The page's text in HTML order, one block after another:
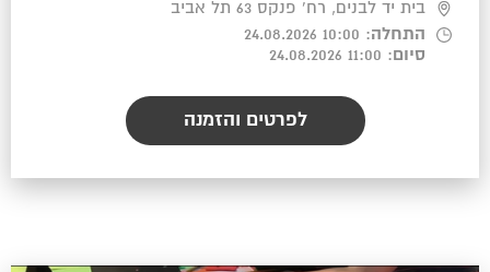
בית יד לבנים, רח' פנקס 63 תל אביב
התחלה: 10:00 24.08.2026
סיום : 11:00 24.08.2026
לפרטים והזמנה